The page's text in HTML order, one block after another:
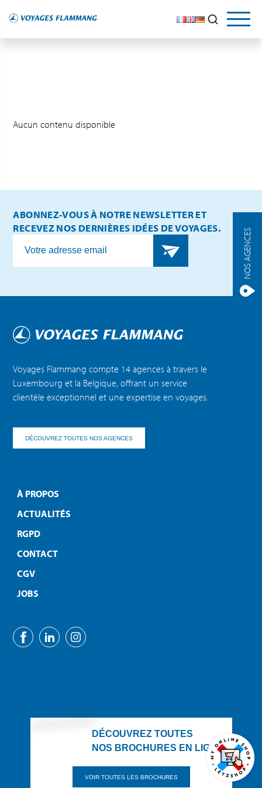
NOS AGENCES
Aucun contenu disponible
ABONNEZ-VOUS À NOTRE NEWSLETTER ET
RECEVEZ NOS DERNIÈRES IDÉES DE VOYAGES.
Voyages Flammang compte 14 agences à travers le
Luxembourg et la Belgique, offrant un service
clientèle exceptionnel et une expertise en voyages.
DÉCOUVREZ TOUTES NOS AGENCES
À PROPOS
ACTUALITÉS
RGPD
CONTACT
CGV
JOBS
DÉCOUVREZ TOUTES
NOS BROCHURES EN LIGNE
VOIR TOUTES LES BROCHURES